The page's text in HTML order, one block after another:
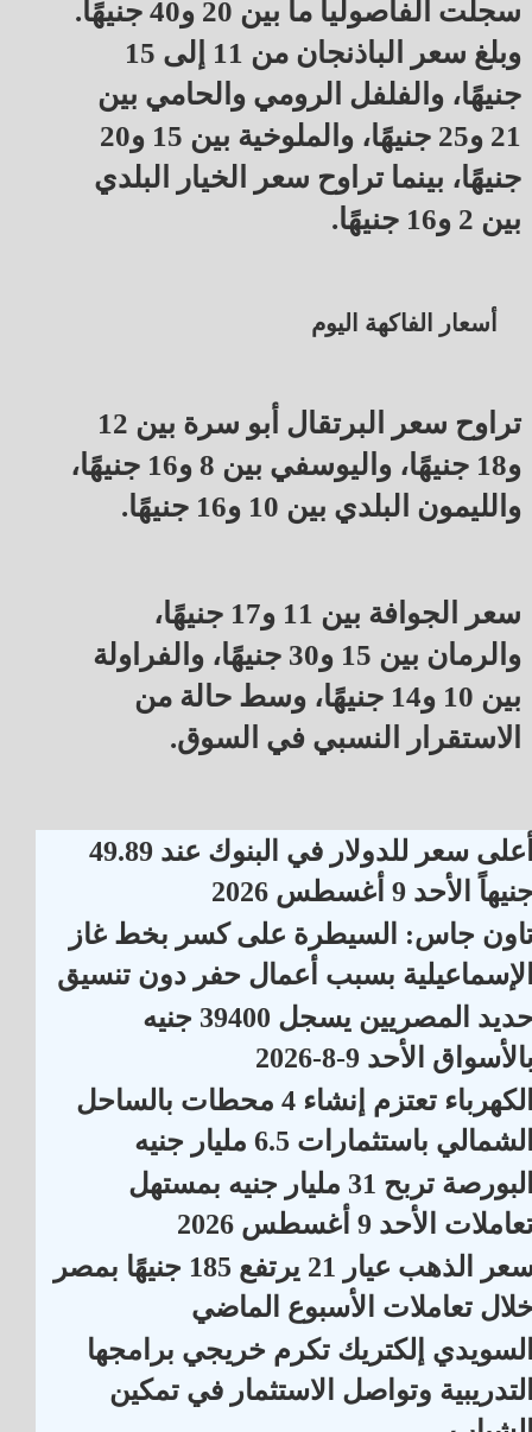
سجلت الفاصوليا ما بين 20 و40 جنيهًا.
وبلغ سعر الباذنجان من 11 إلى 15
جنيهًا، والفلفل الرومي والحامي بين
21 و25 جنيهًا، والملوخية بين 15 و20
جنيهًا، بينما تراوح سعر الخيار البلدي
بين 2 و16 جنيهًا.
أسعار الفاكهة اليوم
تراوح سعر البرتقال أبو سرة بين 12
و18 جنيهًا، واليوسفي بين 8 و16 جنيهًا،
والليمون البلدي بين 10 و16 جنيهًا.
سعر الجوافة بين 11 و17 جنيهًا،
والرمان بين 15 و30 جنيهًا، والفراولة
بين 10 و14 جنيهًا، وسط حالة من
الاستقرار النسبي في السوق.
أعلى سعر للدولار في البنوك عند 49.89
الأحد 9 أغسطس 2026
جاس: السيطرة على كسر بخط غاز
بسبب أعمال حفر دون تنسيق
حديد المصريين يسجل 39400 جنيه
الأحد 9-8-2026
الكهرباء تعتزم إنشاء 4 محطات بالساحل
باستثمارات 6.5 مليار جنيه
البورصة تربح 31 مليار جنيه بمستهل
الأحد 9 أغسطس 2026
سعر الذهب عيار 21 يرتفع 185 جنيهًا بمصر
تعاملات الأسبوع الماضي
إلكتريك تكرم خريجي برامجها
وتواصل الاستثمار في تمكين